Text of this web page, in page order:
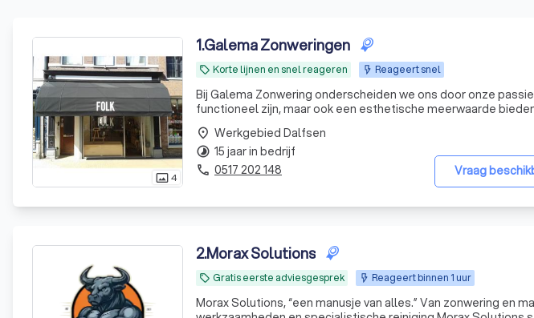
photo_size_select_actual4
1.Galema Zonweringen
local_offer Korte lijnen en snel reageren Reageert snel
Bij Galema Zonwering onderscheiden we ons door onze
functioneel zijn, maar ook een esthetische meerwaarde
geloven dat elk project uniek is en besteden daarom
hoo
Vraag
place Werkgebied Dalfsen
timelapse 15 jaar in bedrijf
phone 0517 202 148
2.Morax Solutions
local_offer Gratis eerste adviesgesprek Reageert binnen 1 uur
Morax Solutions, “een manusje van alles.” Van zonwering en